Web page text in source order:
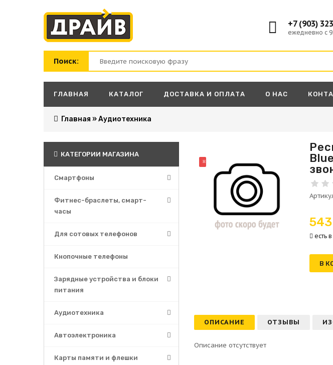
+7 (903)
ежедневно с
Поиск:
ГЛАВНАЯ КАТАЛОГ ДОСТАВКА И ОПЛАТА О НАС
Главная »Аудиотехника
НОВИНКА
есть
В
ОПИСАНИЕ ОТЗЫВЫ
Описание отсутствует
КАТЕГОРИИ МАГАЗИНА
Смартфоны
Фитнес-браслеты, смарт-
часы
Для сотовых телефонов
Кнопочные телефоны
Зарядные устройства и блоки
питания
Аудиотехника
Автоэлектроника
Карты памяти и флешки